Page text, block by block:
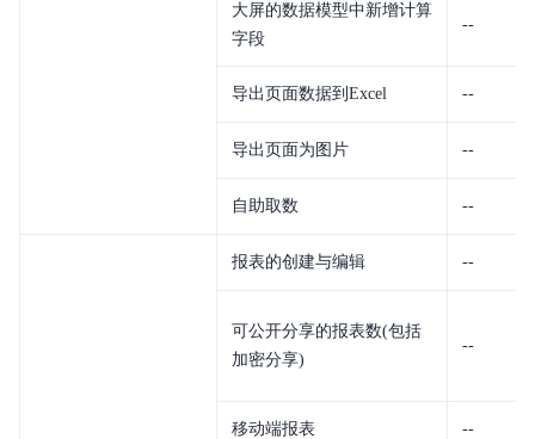
大屏的数据模型中新增计算
字段
--
导出页面数据到Excel --
导出页面为图片 --
自助取数 --
报表的创建与编辑 --
可公开分享的报表数(包括
加密分享)
--
移动端报表 --